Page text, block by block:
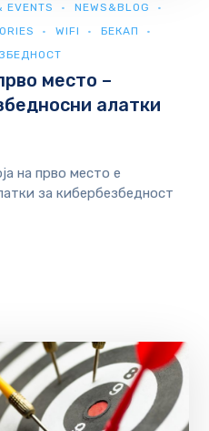
EVENTS
NEWS&BLOG
WIFI
БЕКАП
место –
алатки
на прво место е
за кибербезбедност